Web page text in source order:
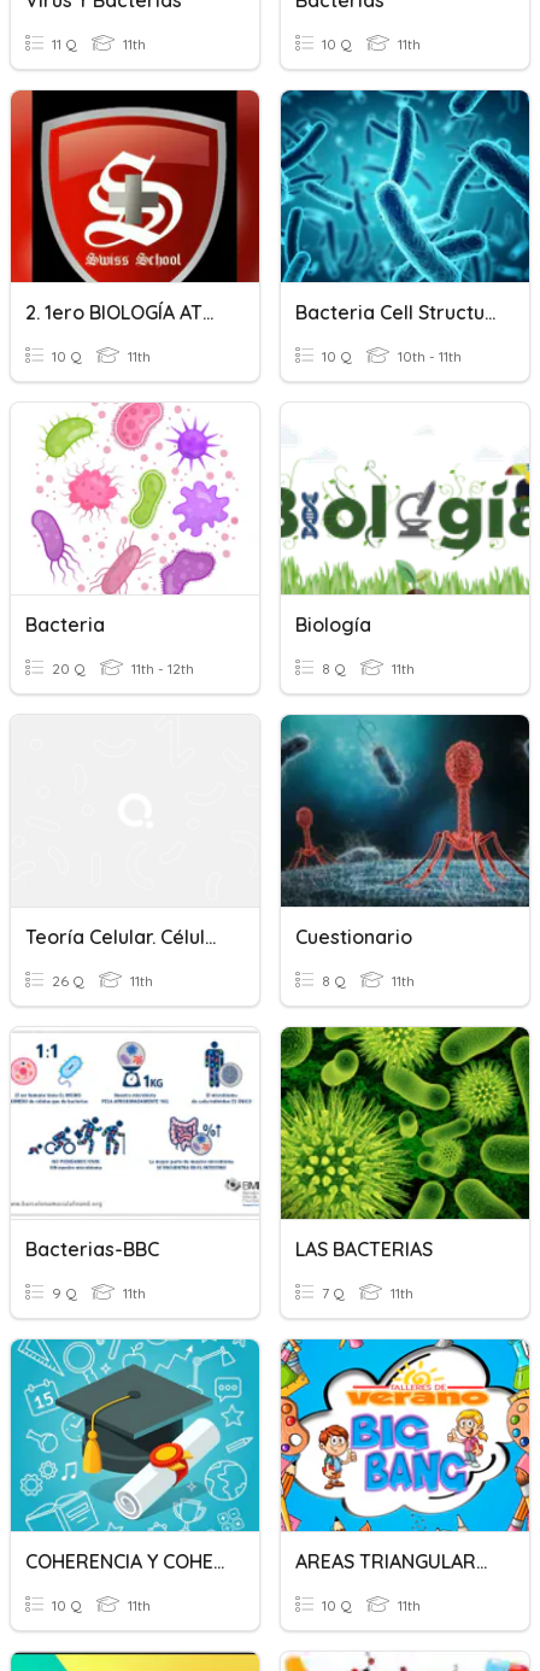
11 Q 11th 10 Q 11th
2. 1ero BIOLOGÍA ATMÓSFERA PRIMITIVA
10 Q 11th
Bacteria Cell Structures
10 Q 10th - 11th
Bacteria
20 Q 11th - 12th
Biología
8 Q 11th
Teoría Celular. Células Procariotas Y Eucariotas
26 Q 11th
Cuestionario
8 Q 11th
Bacterias-BBC
9 Q 11th
LAS BACTERIAS
7 Q 11th
COHERENCIA Y COHESIÓN
10 Q 11th
AREAS TRIANGULARES Y CUADRANGULARES
10 Q 11th